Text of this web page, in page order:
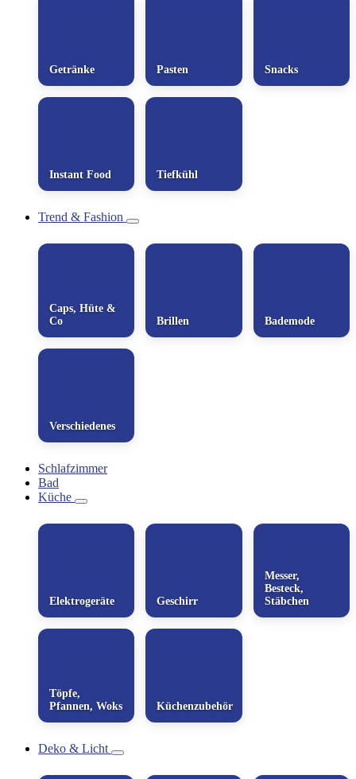
Getränke Pasten Snacks
Instant Food Tiefkühl
Trend & Fashion
Caps, Hüte &
Co
Brillen Bademode
Verschiedenes
Schlafzimmer
Bad
Küche
Elektrogeräte Geschirr
Messer,
Besteck,
Stäbchen
Töpfe,
Pfannen, Woks
Küchenzubehör
Deko & Licht